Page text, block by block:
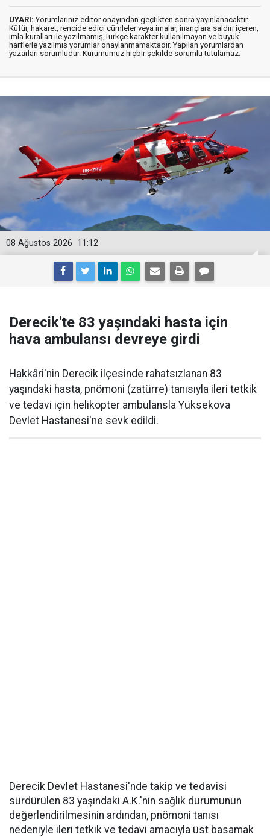
UYARI: Yorumlarınız editör onayından geçtikten sonra yayınlanacaktır.
Küfür, hakaret, rencide edici cümleler veya imalar, inançlara saldırı içeren,
imla kuralları ile yazılmamış,Türkçe karakter kullanılmayan ve büyük
harflerle yazılmış yorumlar onaylanmamaktadır. Yapılan yorumlardan
yazarları sorumludur. Kurumumuz hiçbir şekilde sorumlu tutulamaz.
11:12
08 Ağustos 2026
Derecik'te 83 yaşındaki hasta için
hava ambulansı devreye girdi
Hakkâri'nin Derecik ilçesinde rahatsızlanan 83
yaşındaki hasta, pnömoni (zatürre) tanısıyla ileri tetkik
ve tedavi için helikopter ambulansla Yüksekova
Devlet Hastanesi'ne sevk edildi.
Derecik Devlet Hastanesi'nde takip ve tedavisi
sürdürülen 83 yaşındaki A.K.'nin sağlık durumunun
değerlendirilmesinin ardından, pnömoni tanısı
nedeniyle ileri tetkik ve tedavi amacıyla üst basamak